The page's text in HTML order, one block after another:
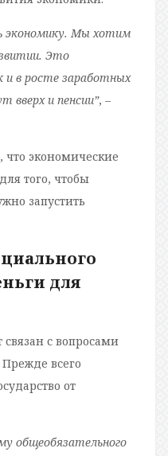
экономику. Мы хотим
Это
и в росте заработных
вверх и пенсии”, –
что экономические
того, чтобы
запустить
для
с вопросами
всего
от
общеобязательного